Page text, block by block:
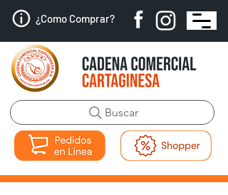
¿Como Comprar?
Buscar